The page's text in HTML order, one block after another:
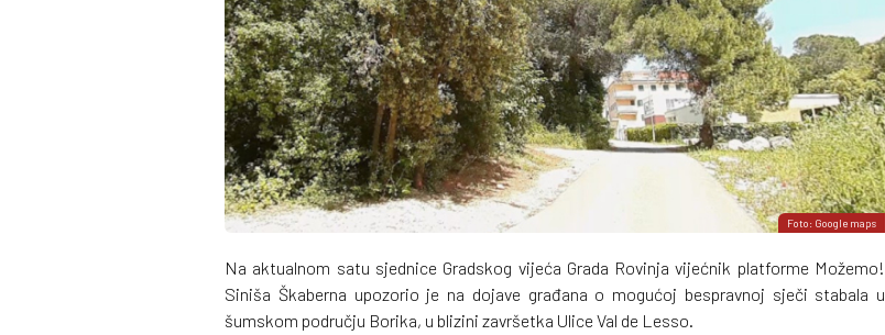
Foto: Google maps
Na aktualnom satu sjednice Gradskog vijeća Grada Rovinja vijećnik platforme Možemo!
Siniša Škaberna upozorio je na dojave građana o mogućoj bespravnoj sječi stabala u
šumskom području Borika, u blizini završetka Ulice Val de Lesso.